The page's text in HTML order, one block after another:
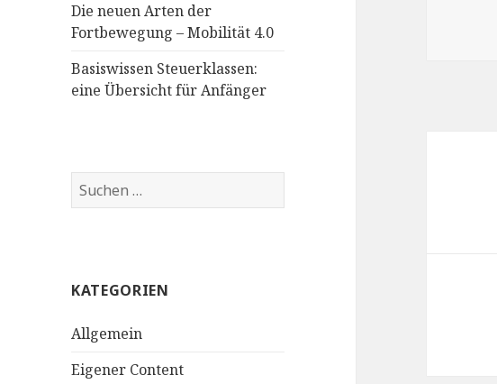
Die neuen Arten der
Fortbewegung – Mobilität 4.0
Basiswissen Steuerklassen:
eine Übersicht für Anfänger
Suchen
nach:
KATEGORIEN
Allgemein
Eigener Content